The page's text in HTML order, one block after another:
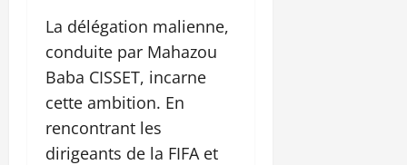
La délégation malienne,
conduite par Mahazou
Baba CISSET, incarne
cette ambition. En
rencontrant les
dirigeants de la FIFA et